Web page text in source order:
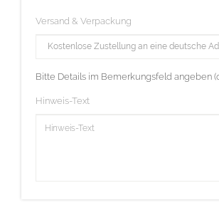
Versand & Verpackung
Bitte Details im Bemerkungsfeld angeben
Hinweis-Text